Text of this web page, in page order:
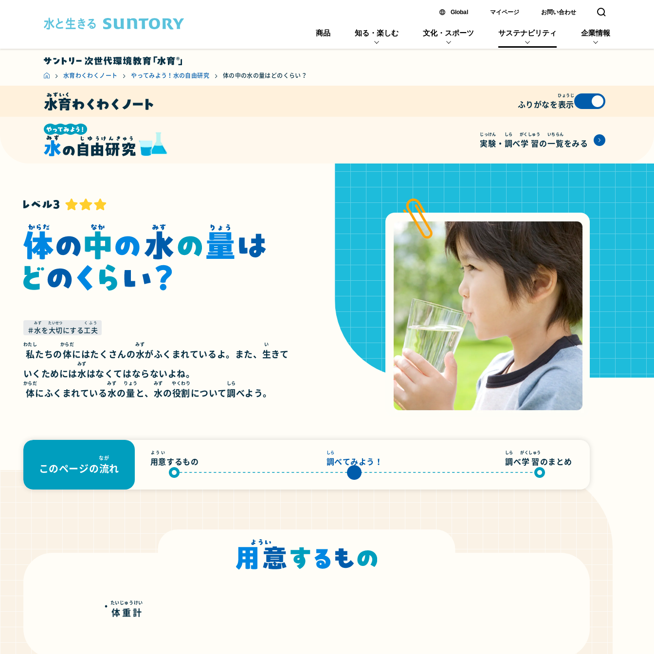
Global新しいウィンドウで開く
マイページ お問い合わせ 検索窓を開く
商品 知る・楽しむ 文化・スポーツ サステナビリティ 企業情報
水育わくわくノート やってみよう！水の自由研究 体の中の水の量はどのくらい？
ふりがなを表示
ひょうじ
実験
じっけん
・ 調
しら
べ学習
がくしゅう
の一覧
いちらん
をみる
＃水
みず
を大切
たいせつ
にする工夫
くふう
私
わたし
たちの体
からだ
にはたくさんの水
みず
がふくまれているよ。また、 生
い
きて
いくためには水
みず
はなくてはならないよね。
体
からだ
にふくまれている水
みず
の量
りょう
と、 水
みず
の役割
やくわり
について調
しら
べよう。
このページの流
なが
れ 用意
ようい
するもの 調
しら
べてみよう！ 調
しら
べ学習
がくしゅう
のまとめ
体重計
たいじゅうけい